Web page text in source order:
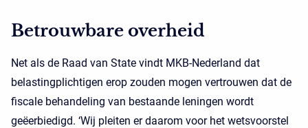
Betrouwbare overheid
Net als de Raad van State vindt MKB-Nederland dat
belastingplichtigen erop zouden mogen vertrouwen dat de
fiscale behandeling van bestaande leningen wordt
geëerbiedigd. ‘Wij pleiten er daarom voor het wetsvoorstel